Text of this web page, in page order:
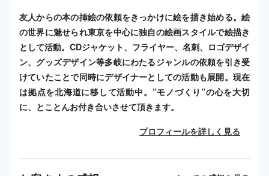
友人からの本の挿絵の依頼をきっかけに絵を描き始める。絵
の世界に魅せられ東京を中心に独自の絵画スタイルで絵描き
として活動。CDジャケット、フライヤー、名刺、ロゴデザイ
ン、グッズデザイン等多岐にわたるジャンルの依頼を引き受
けていたことで同時にデザイナーとしての活動も展開。現在
は拠点を北海道に移して活動中。”モノづくり”の心を大切
に、とことんお付き合いさせて頂きます。
プロフィールを詳しく見る